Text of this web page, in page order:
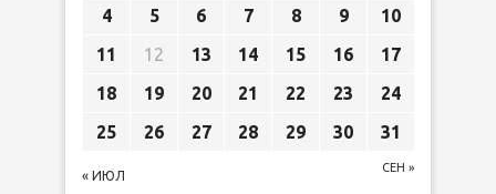
« ИЮЛ
СЕН »
4
5 6 7 8 9
10
11
12 13 14 15 16
17
18
19 20 21 22 23
24
25
26 27 28 29 30 31